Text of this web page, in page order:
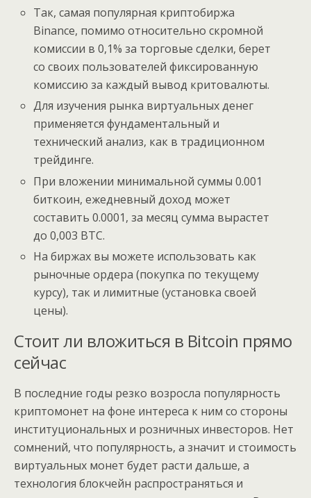
Так, самая популярная криптобиржа
Binance, помимо относительно скромной
комиссии в 0,1% за торговые сделки, берет
со своих пользователей фиксированную
комиссию за каждый вывод критовалюты.
Для изучения рынка виртуальных денег
применяется фундаментальный и
технический анализ, как в традиционном
трейдинге.
При вложении минимальной суммы 0.001
биткоин, ежедневный доход может
составить 0.0001, за месяц сумма вырастет
до 0,003 ВТС.
На биржах вы можете использовать как
рыночные ордера (покупка по текущему
курсу), так и лимитные (установка своей
цены).
Стоит ли вложиться в Bitcoin прямо
сейчас
В последние годы резко возросла популярность
криптомонет на фоне интереса к ним со стороны
институциональных и розничных инвесторов. Нет
сомнений, что популярность, а значит и стоимость
виртуальных монет будет расти дальше, а
технология блокчейн распространяться и